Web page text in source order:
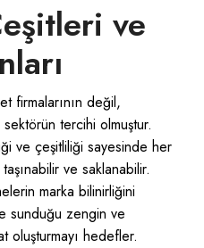
ve
firmalarının değil,
tercihi olmuştur.
ve çeşitliliği sayesinde her
ve saklanabilir.
marka bilinirliğini
sunduğu zengin ve
oluşturmayı hedefler.